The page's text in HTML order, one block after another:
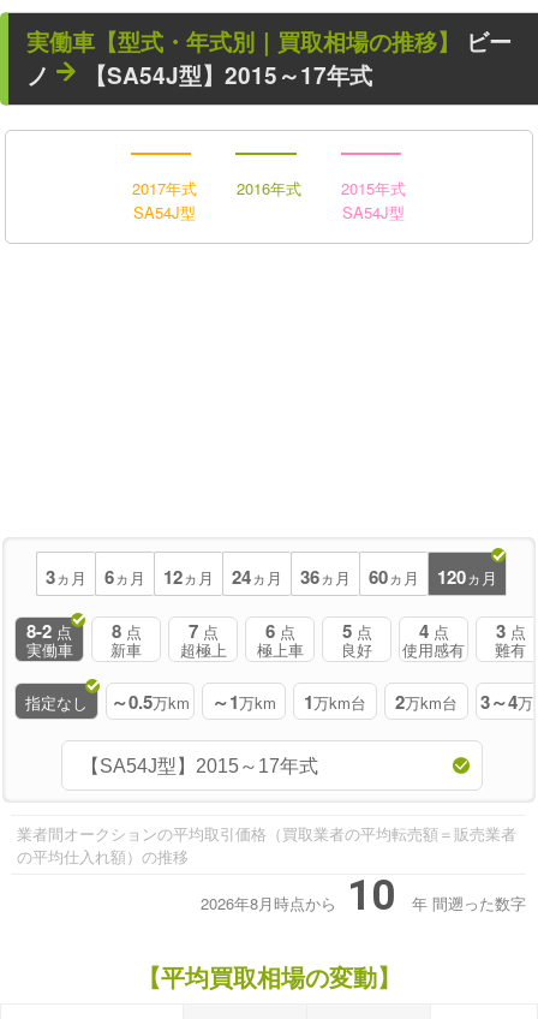
実働車 【型式・年式別｜買取相場の推移】
ビー
ノ
【SA54J型】2015～17年式
2017年式
SA54J型
2016年式
2015年式
SA54J型
3ヵ月 6ヵ月 12ヵ月 24ヵ月 36ヵ月 60ヵ月 120ヵ月
8-2 点
実働車
8 点
新車
7 点
超極上
6 点
極上車
5 点
良好
4 点
使用感有
3 点
難有
指定なし ～0.5万km ～1万km 1万km台 2万km台 3～4万
業者間オークションの平均取引価格（買取業者の平均転売額＝販売業者
の平均仕入れ額）の推移
2026年8月時点から 10 年 間遡った数字
【平均買取相場の変動】